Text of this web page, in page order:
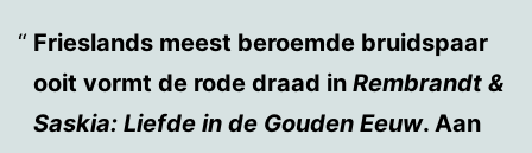
Frieslands meest beroemde bruidspaar
ooit vormt de rode draad in Rembrandt &
Saskia: Liefde in de Gouden Eeuw. Aan